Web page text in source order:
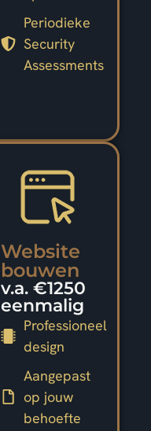
Periodieke
Security
Assessments
Website
bouwen
v.a. €1250
eenmalig
Professioneel
design
Aangepast
op jouw
behoefte